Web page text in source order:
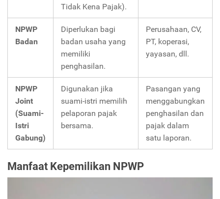
Tidak Kena Pajak).
NPWP
Badan
Diperlukan bagi
badan usaha yang
memiliki
penghasilan.
Perusahaan, CV,
PT, koperasi,
yayasan, dll.
NPWP
Joint
(Suami-
Istri
Gabung)
Digunakan jika
suami-istri memilih
pelaporan pajak
bersama.
Pasangan yang
menggabungkan
penghasilan dan
pajak dalam
satu laporan.
Manfaat Kepemilikan NPWP